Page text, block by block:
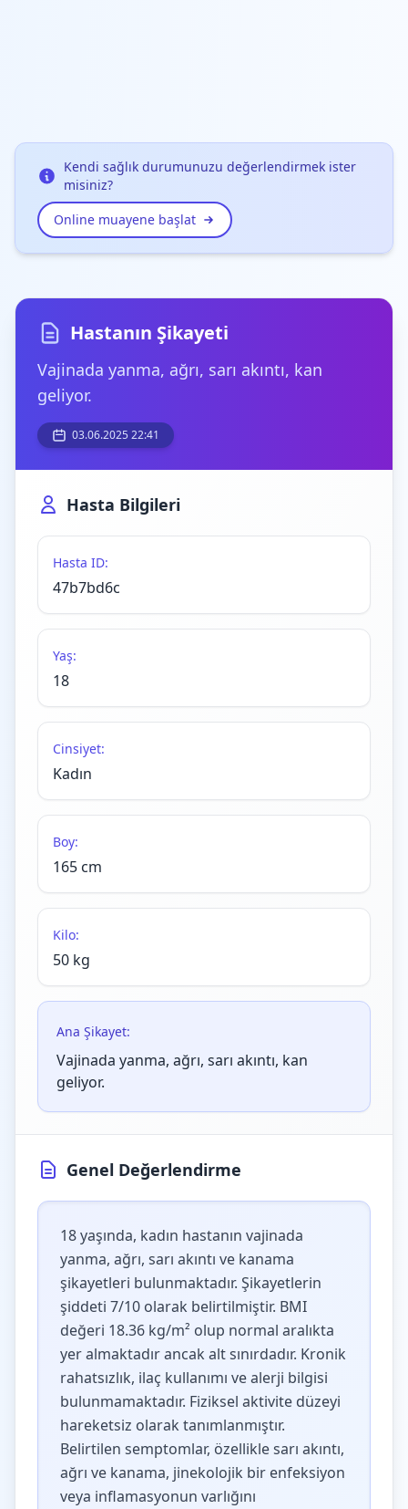
Kendi sağlık durumunuzu değerlendirmek ister
misiniz?
Online muayene başlat
Hastanın Şikayeti
Vajinada yanma, ağrı, sarı akıntı, kan
geliyor.
03.06.2025 22:41
Hasta Bilgileri
Hasta ID:
47b7bd6c
Yaş:
18
Cinsiyet:
Kadın
Boy:
165 cm
Kilo:
50 kg
Ana Şikayet:
Vajinada yanma, ağrı, sarı akıntı, kan
geliyor.
Genel Değerlendirme
18 yaşında, kadın hastanın vajinada
yanma, ağrı, sarı akıntı ve kanama
şikayetleri bulunmaktadır. Şikayetlerin
şiddeti 7/10 olarak belirtilmiştir. BMI
değeri 18.36 kg/m² olup normal aralıkta
yer almaktadır ancak alt sınırdadır. Kronik
rahatsızlık, ilaç kullanımı ve alerji bilgisi
bulunmamaktadır. Fiziksel aktivite düzeyi
hareketsiz olarak tanımlanmıştır.
Belirtilen semptomlar, özellikle sarı akıntı,
ağrı ve kanama, jinekolojik bir enfeksiyon
veya inflamasyonun varlığını